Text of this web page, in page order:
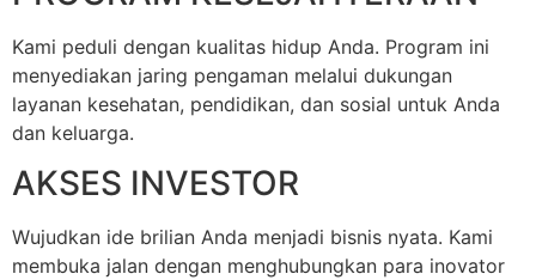
Kami peduli dengan kualitas hidup Anda. Program ini
menyediakan jaring pengaman melalui dukungan
layanan kesehatan, pendidikan, dan sosial untuk Anda
dan keluarga.
AKSES INVESTOR
Wujudkan ide brilian Anda menjadi bisnis nyata. Kami
membuka jalan dengan menghubungkan para inovator